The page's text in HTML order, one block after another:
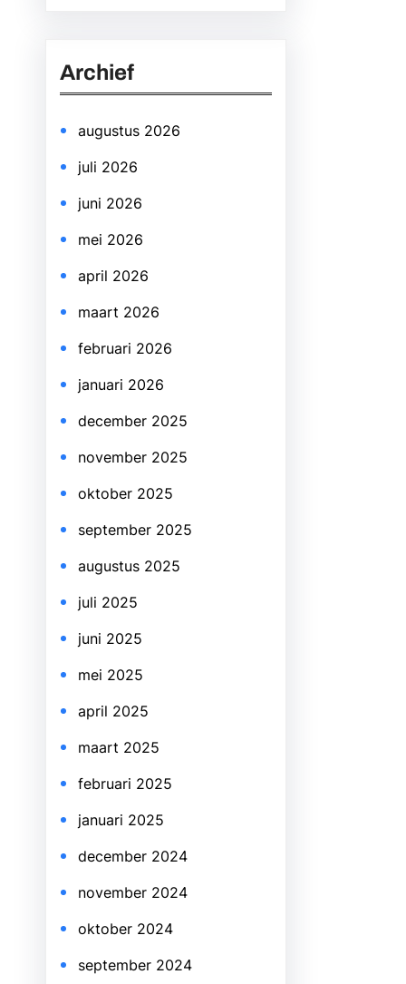
c
Archief
augustus 2026
juli 2026
juni 2026
mei 2026
april 2026
maart 2026
februari 2026
januari 2026
december 2025
november 2025
oktober 2025
september 2025
augustus 2025
juli 2025
juni 2025
mei 2025
april 2025
maart 2025
februari 2025
januari 2025
december 2024
november 2024
oktober 2024
september 2024